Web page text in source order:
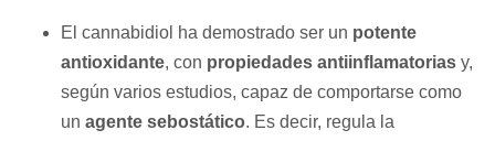
El cannabidiol ha demostrado ser un potente
antioxidante, con propiedades antiinflamatorias y,
según varios estudios, capaz de comportarse como
un agente sebostático. Es decir, regula la